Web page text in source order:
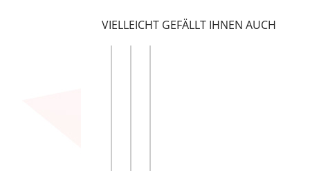
VIELLEICHT GEFÄLLT IHNEN AUCH